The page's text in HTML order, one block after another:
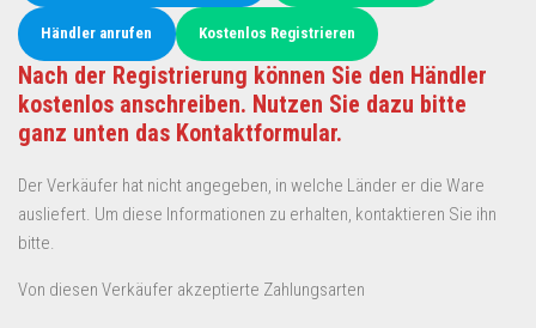
Händler anrufen Kostenlos Registrieren
Nach der Registrierung können Sie den Händler
kostenlos anschreiben. Nutzen Sie dazu bitte
ganz unten das Kontaktformular.
Der Verkäufer hat nicht angegeben, in welche Länder er die Ware
ausliefert. Um diese Informationen zu erhalten, kontaktieren Sie ihn
bitte.
Von diesen Verkäufer akzeptierte Zahlungsarten